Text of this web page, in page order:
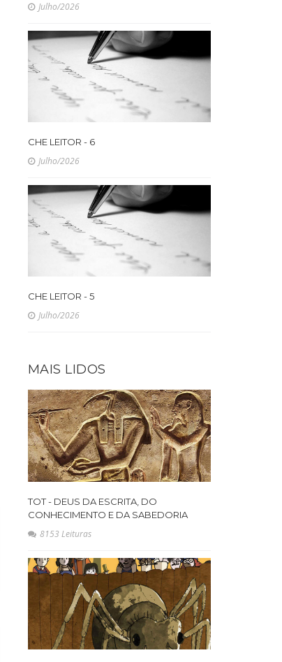
Julho/2026
CHE LEITOR - 6
Julho/2026
CHE LEITOR - 5
Julho/2026
MAIS LIDOS
TOT - DEUS DA ESCRITA, DO
CONHECIMENTO E DA SABEDORIA
8153 Leituras